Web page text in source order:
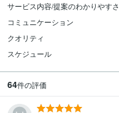
サービス内容/提案のわかりやすさ
コミュニケーション
クオリティ
スケジュール
64件の評価